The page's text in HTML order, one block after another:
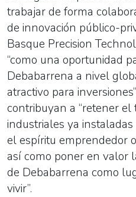
trabajar de forma
de innovación público-
Basque Precision
“como una oportunidad
Debabarrena a nivel
atractivo para
contribuyan a “retener
industriales ya
el espíritu emprendedor
así como poner en valor
de Debabarrena como
vivir”.